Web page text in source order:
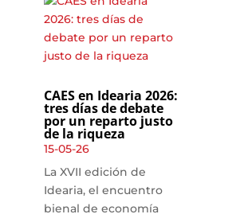
CAES en Idearia 2026:
tres días de debate
por un reparto justo
de la riqueza
15-05-26
La XVII edición de
Idearia, el encuentro
bienal de economía